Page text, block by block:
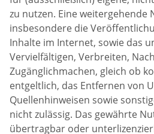
zu nutzen. Eine weitergehende
insbesondere die
Inhalte im Internet, sowie das
Vervielfältigen, Verbreiten,
Zugänglichmachen, gleich ob
entgeltlich, das Entfernen von
Quellenhinweisen sowie
nicht zulässig. Das gewährte
übertragbar oder